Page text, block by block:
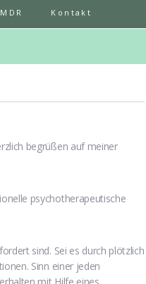
Kontakt
begrüßen auf meiner
psychotherapeutische
sind. Sei es durch plötzlich
Sinn einer jeden